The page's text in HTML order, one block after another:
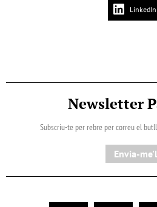
LinkedIn
Newsletter
Subscriu-te per rebre per correu el
Envia-me'l